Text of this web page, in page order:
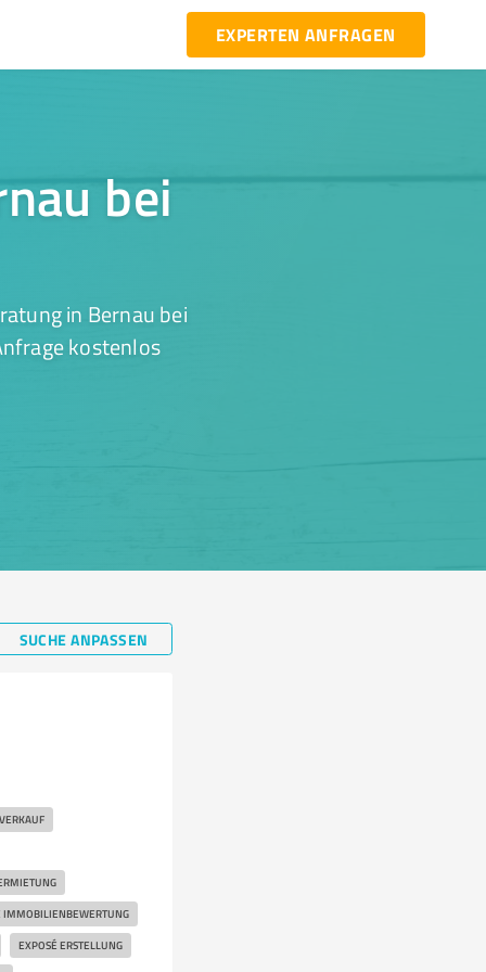
EXPERTEN ANFRAGEN
bei
in Bernau bei
kostenlos
SUCHE ANPASSEN
IMMOBILIENBEWERTUNG
EXPOSÉ ERSTELLUNG